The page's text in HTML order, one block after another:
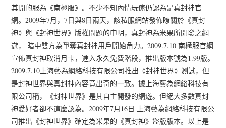
其開的服為《南極服》。不少不知內情玩傢仍認為是真封神官
網。2009年7月，7日與8日兩天，該私服網站發佈瞭關於《真封
神》與《封神世界》版權問題的申明，真封神為米果所開發之網
遊， 暗中雙方為爭奪真封神用戶開始角力。2009.7.10 南極服官網
宣佈真封神取消月卡，進入永久免費階段，推出版本號為1.99版。
2009.7.10上海藝為網絡科技有限公司推出《封神世界》測試，但
是封神世界與真封神內容竟出奇的一致。據上海藝為網絡科技有
限公司稱，《封神世界》是其自主開發的網遊。但絕大多數真封
神愛好者卻不這麼認為。2009年7月16日 上海藝為網絡科技有限公
司推出《封神世界》確定為米果的《真封神》盜版版本。以上是